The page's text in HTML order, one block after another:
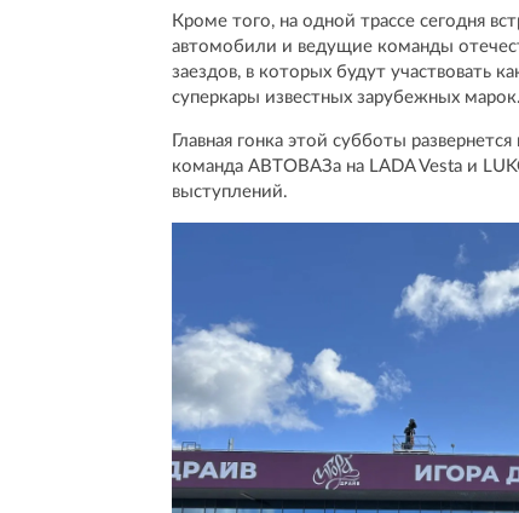
Кроме того, на одной трассе сегодня
автомобили и ведущие команды
заездов, в которых будут участвовать
суперкары известных зарубежных марок.
Главная гонка этой субботы
команда АВТОВАЗа на LADA Vesta и
выступлений.